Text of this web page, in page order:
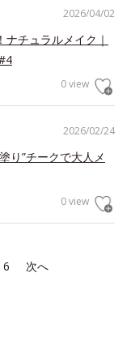
2026/04/02
チュラルメイク｜
0 view
2026/02/24
り”チークで大人メ
0 view
6 次へ